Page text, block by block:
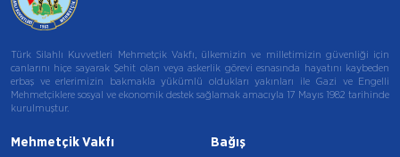
Türk Silahlı Kuvvetleri Mehmetçik Vakfı, ülkemizin ve milletimizin güvenliği için
canlarını hiçe sayarak Şehit olan veya askerlik görevi esnasında hayatını kaybeden
erbaş ve erlerimizin bakmakla yükümlü oldukları yakınları ile Gazi ve Engelli
Mehmetçiklere sosyal ve ekonomik destek sağlamak amacıyla 17 Mayıs 1982 tarihinde
kurulmuştur.
Mehmetçik Vakfı Bağış